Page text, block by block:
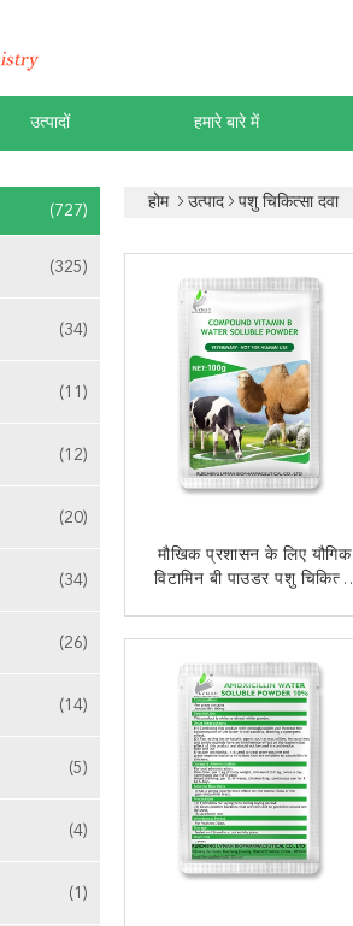
उत्पादों हमारे बारे में
(727)
(325)
(34)
(11)
(12)
(20)
(34)
(26)
(14)
(5)
(4)
(1)
होम उत्पाद पशु चिकित्सा दवा
मौखिक प्रशासन के लिए यौगिक
विटामिन बी पाउडर पशु चिकित्सा
अब से संपर्क करें